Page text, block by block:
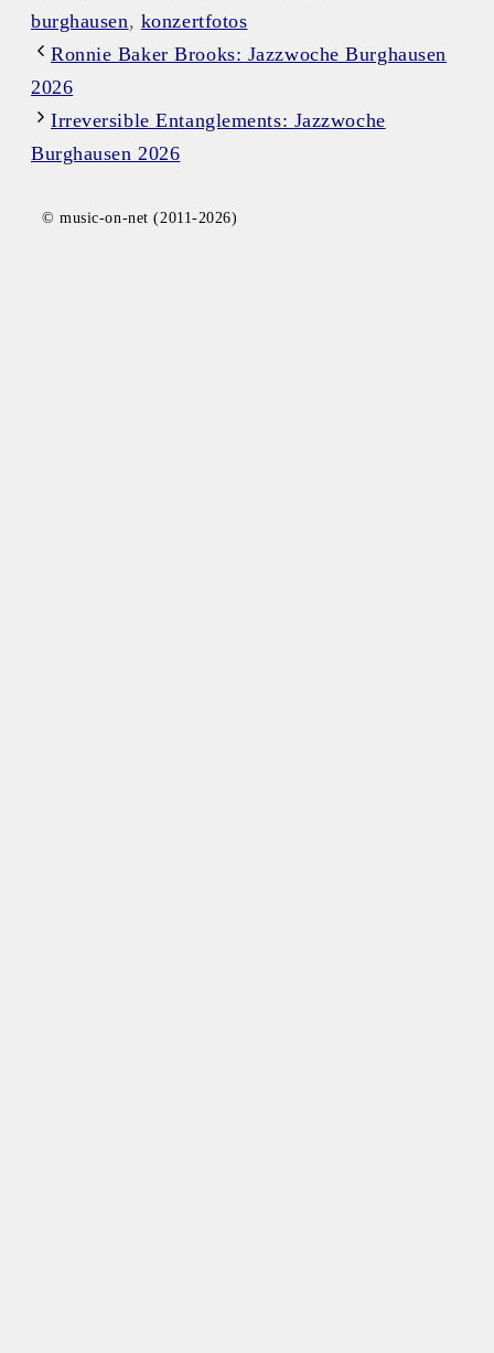
burghausen, konzertfotos
Ronnie Baker Brooks: Jazzwoche Burghausen
2026
Irreversible Entanglements: Jazzwoche
Burghausen 2026
© music-on-net (2011-2026)